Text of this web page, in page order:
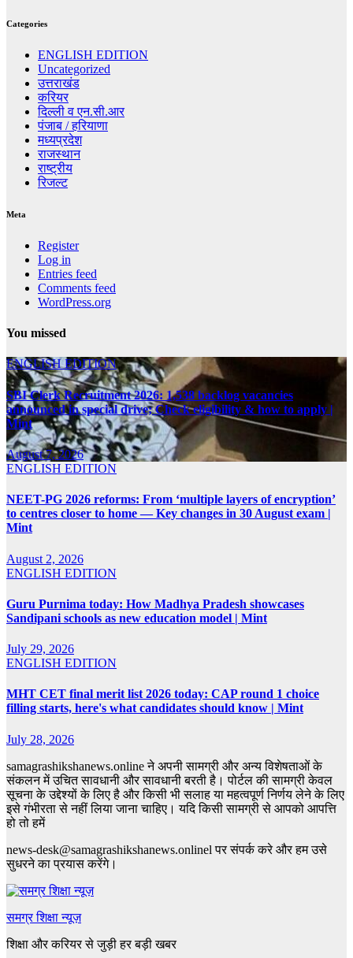
Categories
ENGLISH EDITION
Uncategorized
उत्तराखंड
करियर
दिल्ली व एन.सी.आर
पंजाब / हरियाणा
मध्यप्रदेश
राजस्थान
राष्ट्रीय
रिजल्ट
Meta
Register
Log in
Entries feed
Comments feed
WordPress.org
You missed
ENGLISH EDITION
SBI Clerk Recruitment 2026: 1,538 backlog vacancies
announced in special drive; Check eligibility & how to apply |
Mint
August 7, 2026
ENGLISH EDITION
NEET-PG 2026 reforms: From ‘multiple layers of encryption’
to centres closer to home — Key changes in 30 August exam |
Mint
August 2, 2026
ENGLISH EDITION
Guru Purnima today: How Madhya Pradesh showcases
Sandipani schools as new education model | Mint
July 29, 2026
ENGLISH EDITION
MHT CET final merit list 2026 today: CAP round 1 choice
filling starts, here's what candidates should know | Mint
July 28, 2026
samagrashikshanews.online ने अपनी सामग्री और अन्य विशेषताओं के
संकलन में उचित सावधानी और सावधानी बरती है। पोर्टल की सामग्री केवल
सूचना के उद्देश्यों के लिए है और किसी भी सलाह या महत्वपूर्ण निर्णय लेने के लिए
इसे गंभीरता से नहीं लिया जाना चाहिए। यदि किसी सामग्री से आपको आपत्ति
हो तो हमें
news-desk@samagrashikshanews.onlinel पर संपर्क करे और हम उसे
सुधरने का प्रयास करेंगे।
समग्र शिक्षा न्यूज़
शिक्षा और करियर से जुड़ी हर बड़ी खबर